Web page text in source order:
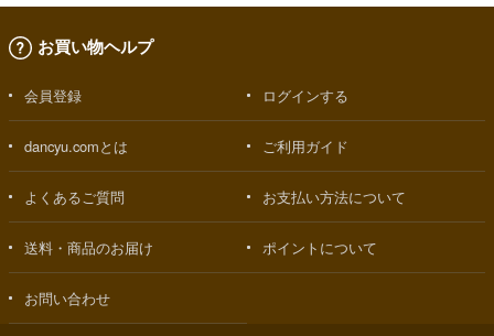
お買い物ヘルプ
会員登録 ログインする
dancyu.comとは ご利用ガイド
よくあるご質問 お支払い方法について
送料・商品のお届け ポイントについて
お問い合わせ